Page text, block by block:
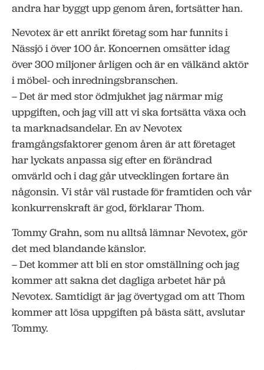
andra har byggt upp genom åren, fortsätter han.
Nevotex är ett anrikt företag som har funnits i
Nässjö i över 100 år. Koncernen omsätter idag
över 300 miljoner årligen och är en välkänd aktör
i möbel- och inredningsbranschen.
– Det är med stor ödmjukhet jag närmar mig
uppgiften, och jag vill att vi ska fortsätta växa och
ta marknadsandelar. En av Nevotex
framgångsfaktorer genom åren är att företaget
har lyckats anpassa sig efter en förändrad
omvärld och i dag går utvecklingen fortare än
någonsin. Vi står väl rustade för framtiden och vår
konkurrenskraft är god, förklarar Thom.
Tommy Grahn, som nu alltså lämnar Nevotex, gör
det med blandande känslor.
– Det kommer att bli en stor omställning och jag
kommer att sakna det dagliga arbetet här på
Nevotex. Samtidigt är jag övertygad om att Thom
kommer att lösa uppgiften på bästa sätt, avslutar
Tommy.